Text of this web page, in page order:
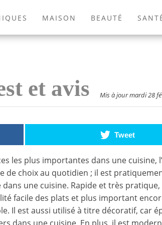
MAISON BEAUTÉ
ANIMAUX JEUX
et avis Mis à jour mardi 28
Tweet
les plus importantes dans une cuisine,
de choix au quotidien ; il est
une cuisine. Rapide et très
facile des plats et plus important
Il est aussi utilisé à titre décoratif, car